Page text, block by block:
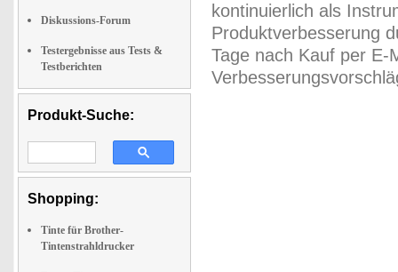
Diskussions-Forum
Testergebnisse aus Tests &
Testberichten
Produkt-Suche:
Shopping:
Tinte für Brother-
Tintenstrahldrucker
kontinuierlich als
Produktverbesserung
Tage nach Kauf per E-